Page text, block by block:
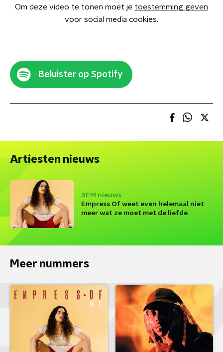
Om deze video te tonen moet je toestemming geven
voor social media cookies.
Beluister op Spotify
Artiesten nieuws
3FM nieuws
Empress Of weet even helemaal niet
meer wat ze moet met de liefde
Meer nummers